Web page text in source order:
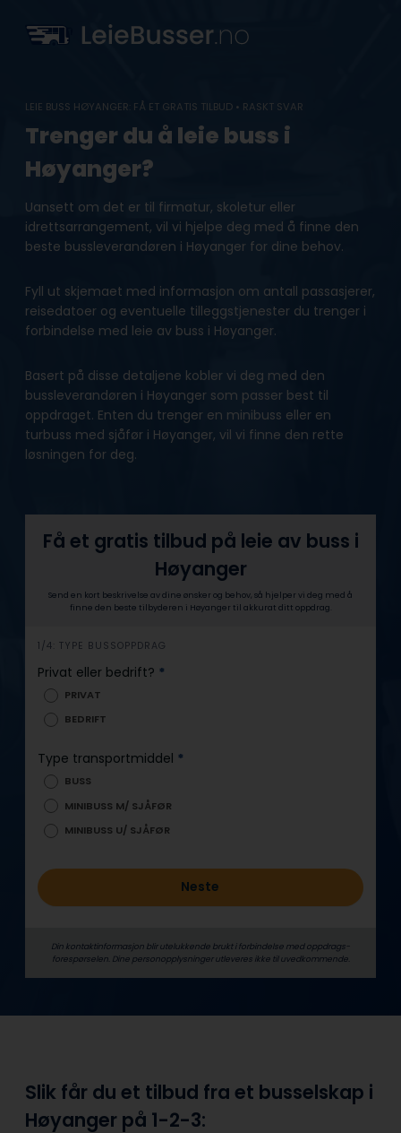
content
LEIE BUSS HØYANGER: FÅ ET GRATIS TILBUD • RASKT SVAR
Trenger du å leie buss i
Høyanger?
Uansett om det er til firmatur, skoletur eller
idrettsarrangement, vil vi hjelpe deg med å finne den
beste bussleverandøren i Høyanger for dine behov.
Fyll ut skjemaet med informasjon om antall passasjerer,
reisedatoer og eventuelle tilleggstjenester du trenger i
forbindelse med leie av buss i Høyanger.
Basert på disse detaljene kobler vi deg med den
bussleverandøren i Høyanger som passer best til
oppdraget. Enten du trenger en minibuss eller en
turbuss med sjåfør i Høyanger, vil vi finne den rette
løsningen for deg.
Få et gratis tilbud på leie av buss i
Høyanger
Send en kort beskrivelse av dine ønsker og behov, så hjelper vi deg med å
finne den beste tilbyderen i Høyanger til akkurat ditt oppdrag.
h
e
1/4: TYPE BUSSOPPDRAG
Privat eller bedrift? *
PRIVAT
BEDRIFT
Type transportmiddel *
BUSS
MINIBUSS M/ SJÅFØR
MINIBUSS U/ SJÅFØR
Neste
Din kontaktinformasjon blir utelukkende brukt i forbindelse med oppdrags­
forespørselen. Dine person­­opplysninger utleveres ikke til uvedkommende.
Slik får du et tilbud fra et busselskap i
Høyanger på 1-2-3: